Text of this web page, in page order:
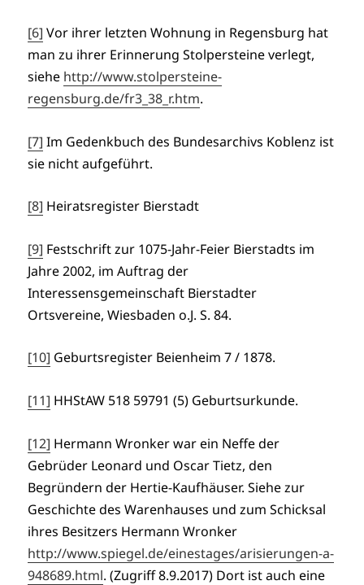
[6] Vor ihrer letzten Wohnung in Regensburg hat
man zu ihrer Erinnerung Stolpersteine verlegt,
siehe http://www.stolpersteine-
regensburg.de/fr3_38_r.htm.
[7] Im Gedenkbuch des Bundesarchivs Koblenz ist
sie nicht aufgeführt.
[8] Heiratsregister Bierstadt
[9] Festschrift zur 1075-Jahr-Feier Bierstadts im
Jahre 2002, im Auftrag der
Interessensgemeinschaft Bierstadter
Ortsvereine, Wiesbaden o.J. S. 84.
[10] Geburtsregister Beienheim 7 / 1878.
[11] HHStAW 518 59791 (5) Geburtsurkunde.
[12] Hermann Wronker war ein Neffe der
Gebrüder Leonard und Oscar Tietz, den
Begründern der Hertie-Kaufhäuser. Siehe zur
Geschichte des Warenhauses und zum Schicksal
ihres Besitzers Hermann Wronker
http://www.spiegel.de/einestages/arisierungen-a-
948689.html. (Zugriff 8.9.2017) Dort ist auch eine